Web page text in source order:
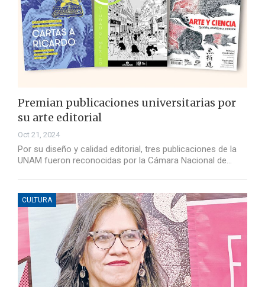
Premian publicaciones universitarias por
su arte editorial
Oct 21, 2024
Por su diseño y calidad editorial, tres publicaciones de la
UNAM fueron reconocidas por la Cámara Nacional de…
CULTURA